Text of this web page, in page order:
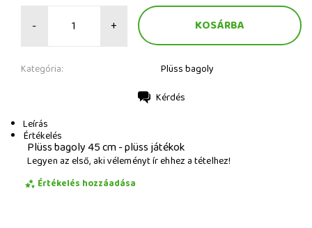
- +
Kategória: Plüss bagoly
Kérdés
Leírás
Értékelés
Plüss bagoly 45 cm - plüss játékok
Legyen az első, aki véleményt ír ehhez a tételhez!
Értékelés hozzáadása